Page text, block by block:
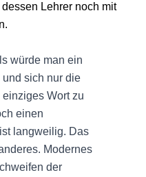
Lehrer noch mit
würde man ein
sich nur die
Wort zu
einen
langweilig. Das
Modernes
der